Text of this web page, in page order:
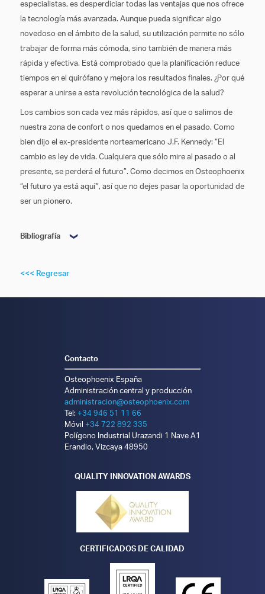
especialistas, es desperdiciar todas las ventajas que nos ofrece
la tecnología más avanzada. Aunque pueda significar algo
novedoso en el ámbito de la salud, su utilización permite no sólo
trabajar de forma más cómoda, sino también de manera más
rápida y efectiva. Está comprobado que la planificación reduce
tiempos en el quirófano y mejora los resultados finales. ¿Por qué
esperar a unirse a esta revolución tecnológica de la salud?
Los cambios son cada vez más rápidos, así que o salimos de
nuestra zona de confort o nos quedamos en el pasado. Como
bien dijo el ex-presidente norteamericano J.F. Kennedy: “El
cambio es ley de vida. Cualquiera que sólo mire al pasado o al
presente, se perderá el futuro”. Como decimos en Osteophoenix
“el futuro ya está aquí”, así que no dejes pasar la oportunidad de
ser un pionero.
Bibliografía
Aplicación clínica de la planificación virtual y la navegación en
treatment of atlantoaxial subluxation in small breed dogs.
PLoS One. 2019;14(5):e0216445.
doi:10.1371/journal.pone.0216445
<<< Regresar
Contacto
Osteophoenix España
Administración central y producción
administracion@osteophoenix.com
Tel: +34 946 51 11 66
Móvil +34 722 892 335
Polígono Industrial Urazandi 1 Nave A1
Erandio, Vizcaya 48950
QUALITY INNOVATION AWARDS
CERTIFICADOS DE CALIDAD